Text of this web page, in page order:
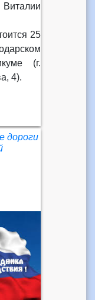
25
(г.
4).
дороги